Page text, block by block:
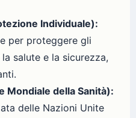
Individuale):
per proteggere gli
salute e la sicurezza,
Mondiale della Sanità):
delle Nazioni Unite